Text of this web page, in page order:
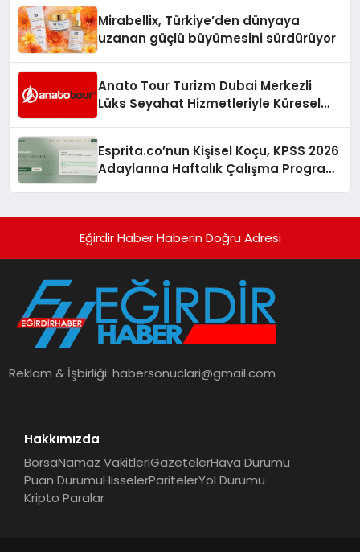
Mirabellix, Türkiye’den dünyaya
uzanan güçlü büyümesini sürdürüyor
Anato Tour Turizm Dubai Merkezli
Lüks Seyahat Hizmetleriyle Küresel
Esprita.co’nun Kişisel Koçu, KPSS 2026
Adaylarına Haftalık Çalışma Programı
Eğirdir Haber Haberin Doğru Adresi
Reklam & İşbirliği:habersonuclari@gmail.com
Hakkımızda
BorsaNamaz VakitleriGazetelerHava Durumu
Puan DurumuHisselerParitelerYol Durumu
Kripto Paralar